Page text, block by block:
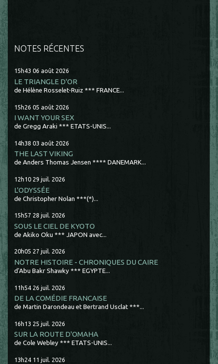
NOTES RÉCENTES
15h43 06 août 2026
LE TRIANGLE D'OR
de Hélène Rosselet-Ruiz *** FRANCE...
15h26 05 août 2026
I WANT YOUR SEX
de Gregg Araki *** ETATS-UNIS...
14h38 03 août 2026
THE LAST VIKING
de Anders Thomas Jensen **** DANEMARK...
12h10 29 juil. 2026
L'ODYSSÉE
de Christopher Nolan ***(*)...
15h57 28 juil. 2026
SOUS LE CIEL DE KYOTO
de Akiko Oku *** JAPON avec...
20h05 27 juil. 2026
NOTRE HISTOIRE - CHRONIQUES DU CAIRE
d'Abu Bakr Shawky *** EGYPTE...
11h54 26 juil. 2026
DE LA COMÉDIE FRANCAISE
de Martin Darondeau et Bertrand Usclat ***...
16h13 25 juil. 2026
SUR LA ROUTE D'OMAHA
de Cole Webley *** ETATS-UNIS...
13h24 11 juil. 2026